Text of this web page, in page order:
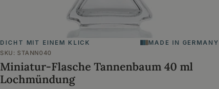
DICHT MIT EINEM KLICK
MADE IN GERMANY
SKU: STANN040
Miniatur-Flasche Tannenbaum 40 ml
Lochmündung